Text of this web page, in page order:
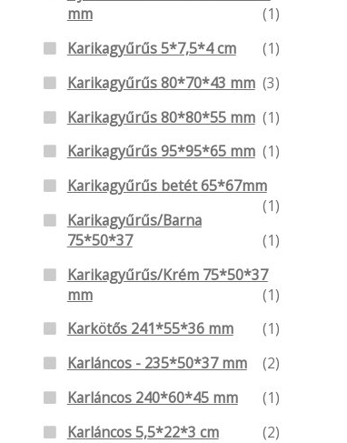
mm
(1)
Karikagyűrűs 5*7,5*4 cm
(1)
Karikagyűrűs 80*70*43 mm (3)
Karikagyűrűs 80*80*55 mm (1)
Karikagyűrűs 95*95*65 mm (1)
Karikagyűrűs betét 65*67mm
(1)
Karikagyűrűs/Barna
75*50*37
(1)
Karikagyűrűs/Krém 75*50*37
mm
(1)
Karkötős 241*55*36 mm
(1)
Karláncos - 235*50*37 mm
(2)
Karláncos 240*60*45 mm
(1)
Karláncos 5,5*22*3 cm
(2)